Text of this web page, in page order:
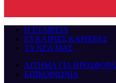
Η ΕΤΑΙΡΕΙΑ
ΕΥΚΑΙΡΙΕΣ ΚΑΡΙΕΡΑΣ
ΤΑ ΝΕΑ ΜΑΣ
ΑΙΤΗΜΑ ΓΙΑ ΠΡΟΣΦΟΡΑ
ΕΠΙΚΟΙΝΩΝΙΑ